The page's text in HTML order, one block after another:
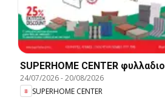
SUPERHOME CENTER φυλλαδιο
24/07/2026-20/08/2026
SUPERHOME CENTER